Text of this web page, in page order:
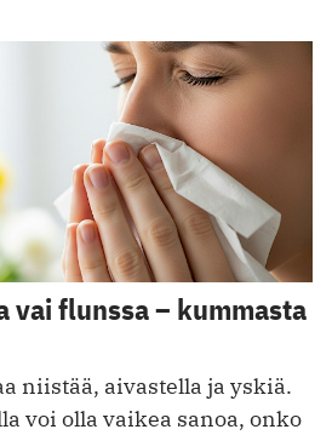
vai flunssa – kummasta
niistää, aivastella ja yskiä.
voi olla vaikea sanoa, onko